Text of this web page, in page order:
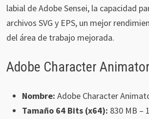
labial de Adobe Sensei, la capacidad
archivos SVG y EPS, un mejor
del área de trabajo mejorada.
Adobe Character
Nombre: Adobe Character
Tamaño 64 Bits (x64): 830 MB –